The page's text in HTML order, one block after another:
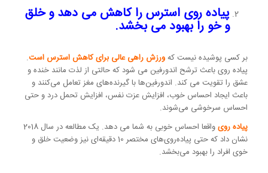
پیاده روی استرس را کاهش می دهد و خلق
و خو را بهبود می بخشد.
بر کسی پوشیده نیست کهورزش راهی عالی برای کاهش استرس است.
پیاده روی باعث ترشح اندورفین می شود که حالتی از لذت مانند خنده و
عشق را تقویت می کند. اندورفین‌ها با گیرنده‌های مغز تعامل می‌کنند و
باعث ایجاد احساس خوب، افزایش عزت نفس، افزایش تحمل درد و حتی
احساس سرخوشی می‌شوند.
پیاده روی
واقعا احساس خوبی به شما می دهد. یک مطالعه در سال 2018
نشان داد که حتی پیاده‌روی‌های مختصر 10 دقیقه‌ای نیز وضعیت خلق و
خوی افراد را بهبود می‌بخشد.